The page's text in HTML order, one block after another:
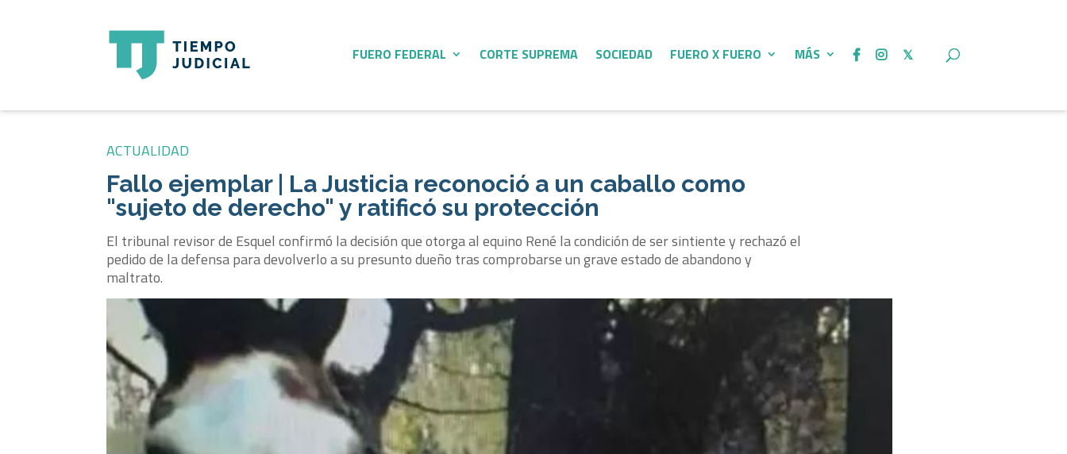
FUERO FEDERAL CORTE SUPREMA SOCIEDAD FUERO X FUERO MÁS
ACTUALIDAD
Fallo ejemplar | La Justicia reconoció a un caballo como
"sujeto de derecho" y ratificó su protección
El tribunal revisor de Esquel confirmó la decisión que otorga al equino René la condición de ser sintiente y rechazó el
pedido de la defensa para devolverlo a su presunto dueño tras comprobarse un grave estado de abandono y
maltrato.